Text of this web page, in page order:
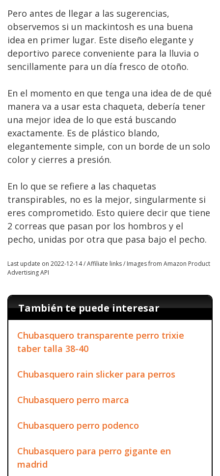
Pero antes de llegar a las sugerencias,
observemos si un mackintosh es una buena
idea en primer lugar. Este diseño elegante y
deportivo parece conveniente para la lluvia o
sencillamente para un día fresco de otoño.
En el momento en que tenga una idea de de qué
manera va a usar esta chaqueta, debería tener
una mejor idea de lo que está buscando
exactamente. Es de plástico blando,
elegantemente simple, con un borde de un solo
color y cierres a presión.
En lo que se refiere a las chaquetas
transpirables, no es la mejor, singularmente si
eres comprometido. Esto quiere decir que tiene
2 correas que pasan por los hombros y el
pecho, unidas por otra que pasa bajo el pecho.
Last update on 2022-12-14 / Affiliate links / Images from Amazon Product
Advertising API
También te puede interesar
Chubasquero transparente perro trixie
taber talla 38-40
Chubasquero rain slicker para perros
Chubasquero perro marca
Chubasquero perro podenco
Chubasquero para perro gigante en
madrid